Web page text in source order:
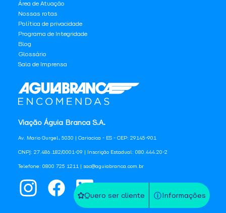
Quero ser cliente Informações
Viação Águia Branca S.A.
Av. Mario Gurgel, 5030 | Cariacica - ES - CEP: 29145-901
CNPJ: 27.486.182/0001-09 | Inscrição Estadual: 080.444.20-2
Telefone: 0800 725 1211 | sac@aguiabranca.com.br
Área de Atuação
Nossas rotas
Política de privacidade
Programa de Integridade
Blog
Glossário
Sala de Imprensa